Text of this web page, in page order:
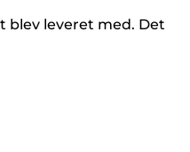
blev leveret med. Det